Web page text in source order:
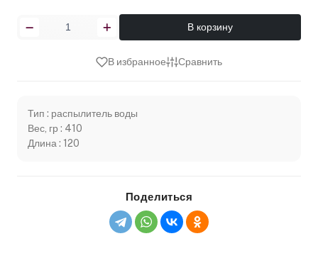
В корзину
В избранное Сравнить
Тип : распылитель воды
Вес, гр : 410
Длина : 120
Поделиться